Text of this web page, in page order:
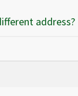
address?